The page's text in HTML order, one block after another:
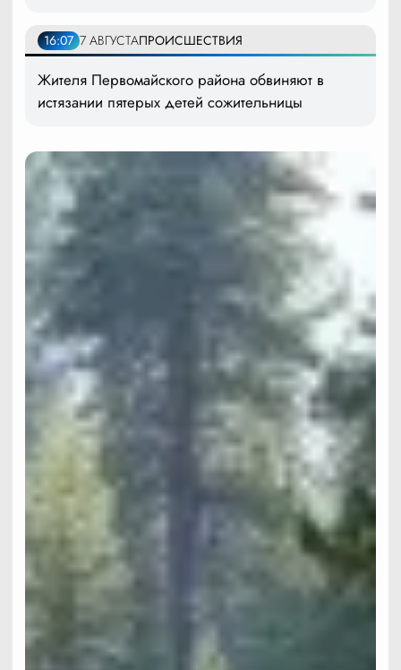
16:07 7 АВГУСТАПРОИСШЕСТВИЯ
Жителя Первомайского района обвиняют в
истязании пятерых детей сожительницы